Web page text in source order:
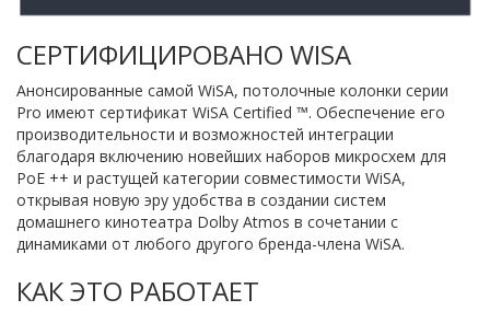
СЕРТИФИЦИРОВАНО WISA
Анонсированные самой WiSA, потолочные колонки серии
Pro имеют сертификат WiSA Certified ™. Обеспечение его
производительности и возможностей интеграции
благодаря включению новейших наборов микросхем для
PoE ++ и растущей категории совместимости WiSA,
открывая новую эру удобства в создании систем
домашнего кинотеатра Dolby Atmos в сочетании с
динамиками от любого другого бренда-члена WiSA.
КАК ЭТО РАБОТАЕТ